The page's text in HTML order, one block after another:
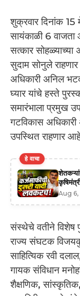
शुक्रवार दिनांक 15
सायंकाळी 6 वाजता
सत्कार सोहळ्याच्या
सुदाम सोनुले
अधिकारी अनिल
घ्यार यांचे हस्ते
समारंभाला प्रमुख
गटविकास अधिकारी
उपस्थित राहणार
हे वाचा
Aug
संस्थेचे वतीने विशेष
राज्य संघटक
साहित्यिक रवी
गायक संविधान
शैक्षणिक, सांस्कृतिक,